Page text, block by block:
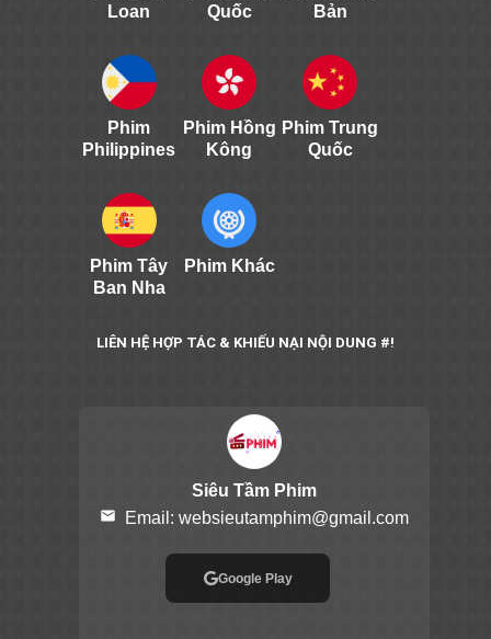
Loan
Quốc
Bản
Phim
Philippines
Phim Hồng
Kông
Phim Trung
Quốc
Phim Tây
Ban Nha
Phim Khác
LIÊN HỆ HỢP TÁC & KHIẾU NẠI NỘI DUNG #!
Siêu Tầm Phim
email Email: websieutamphim@gmail.com
Google Play